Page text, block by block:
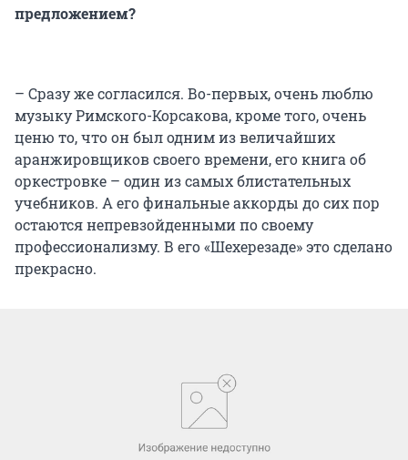
предложением?
– Сразу же согласился. Во-первых, очень люблю
музыку Римского-Корсакова, кроме того, очень
ценю то, что он был одним из величайших
аранжировщиков своего времени, его книга об
оркестровке – один из самых блистательных
учебников. А его финальные аккорды до сих пор
остаются непревзойденными по своему
профессионализму. В его «Шехерезаде» это сделано
прекрасно.